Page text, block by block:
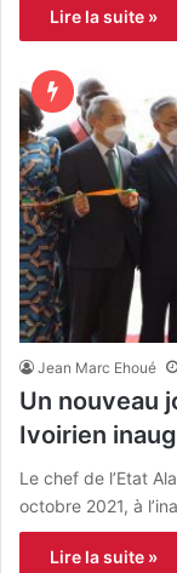
Lire la suite »
Jean Marc Ehoué
Un nouveau
Ivoirien
Le chef de l’Etat
octobre 2021, à
Lire la suite »